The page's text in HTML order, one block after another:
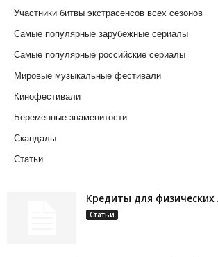
Участники битвы экстрасенсов всех сезонов
Самые популярные зарубежные сериалы
Самые популярные российские сериалы
Мировые музыкальные фестивали
Кинофестивали
Беременные знаменитости
Скандалы
Статьи
Кредиты для физических
Статьи